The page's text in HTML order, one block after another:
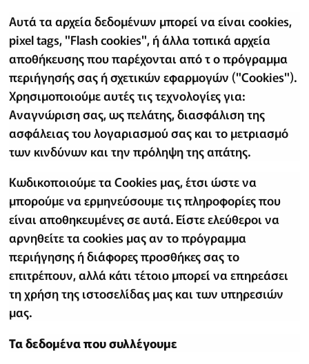
Αυτά τα αρχεία δεδομένων μπορεί να είναι cookies,
pixel tags, "Flash cookies", ή άλλα τοπικά αρχεία
αποθήκευσης που παρέχονται από τ ο πρόγραμμα
περιήγησής σας ή σχετικών εφαρμογών ("Cookies").
Χρησιμοποιούμε αυτές τις τεχνολογίες για:
Αναγνώριση σας, ως πελάτης, διασφάλιση της
ασφάλειας του λογαριασμού σας και το μετριασμό
των κινδύνων και την πρόληψη της απάτης.
Κωδικοποιούμε τα Cookies μας, έτσι ώστε να
μπορούμε να ερμηνεύσουμε τις πληροφορίες που
είναι αποθηκευμένες σε αυτά. Είστε ελεύθεροι να
αρνηθείτε τα cookies μας αν το πρόγραμμα
περιήγησης ή διάφορες προσθήκες σας το
επιτρέπουν, αλλά κάτι τέτοιο μπορεί να επηρεάσει
τη χρήση της ιστοσελίδας μας και των υπηρεσιών
μας.
Τα δεδομένα που συλλέγουμε